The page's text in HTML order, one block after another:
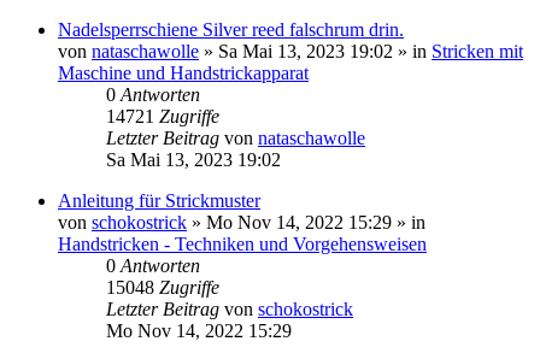
Nadelsperrschiene Silver reed falschrum drin.
von nataschawolle » Sa Mai 13, 2023 19:02 » in Stricken mit
Maschine und Handstrickapparat
0 Antworten
14721 Zugriffe
Letzter Beitrag von nataschawolle
Sa Mai 13, 2023 19:02
Anleitung für Strickmuster
von schokostrick » Mo Nov 14, 2022 15:29 » in
Handstricken - Techniken und Vorgehensweisen
0 Antworten
15048 Zugriffe
Letzter Beitrag von schokostrick
Mo Nov 14, 2022 15:29